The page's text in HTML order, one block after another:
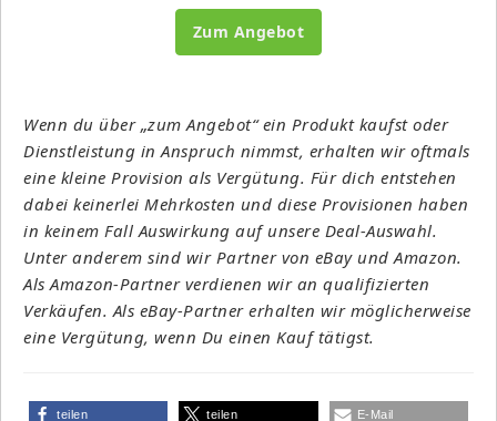
Zum Angebot
Wenn du über „zum Angebot“ ein Produkt kaufst oder
Dienstleistung in Anspruch nimmst, erhalten wir oftmals
eine kleine Provision als Vergütung. Für dich entstehen
dabei keinerlei Mehrkosten und diese Provisionen haben
in keinem Fall Auswirkung auf unsere Deal-Auswahl.
Unter anderem sind wir Partner von eBay und Amazon.
Als Amazon-Partner verdienen wir an qualifizierten
Verkäufen. Als eBay-Partner erhalten wir möglicherweise
eine Vergütung, wenn Du einen Kauf tätigst.
teilen teilen E-Mail